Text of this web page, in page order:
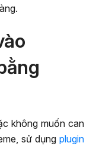
không muốn can
sử dụng plugin